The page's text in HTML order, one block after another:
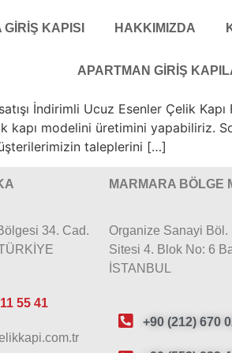
GIRIŞ KAPISI HAKKIMIZDA
APARTMAN GIRIŞ
İndirimli Ucuz Esenler Çelik Kapı
kapı modelini üretimini yapabiliriz.
taleplerini […]
34. Cad.
55 41
MARMARA BÖLGE
Organize Sanayi Böl.
Sitesi 4. Blok No: 6
İSTANBUL
+90 (212) 670